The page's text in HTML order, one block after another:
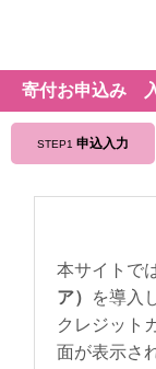
寄付お申込み
STEP1 申込入力
本サイトで
ア） を導入
クレジット
面が表示さ